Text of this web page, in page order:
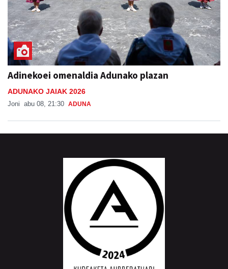
Adinekoei omenaldia Adunako plazan
ADUNAKO JAIAK 2026
Joni abu 08, 21:30 ADUNA